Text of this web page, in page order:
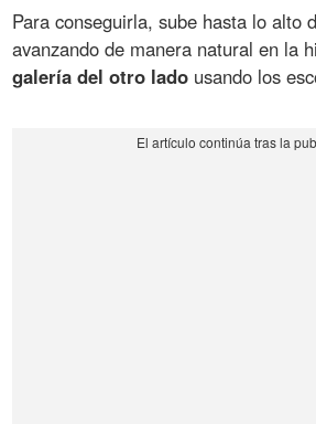
Para conseguirla, sube hasta lo alto
avanzando de manera natural en la
galería del otro lado usando los